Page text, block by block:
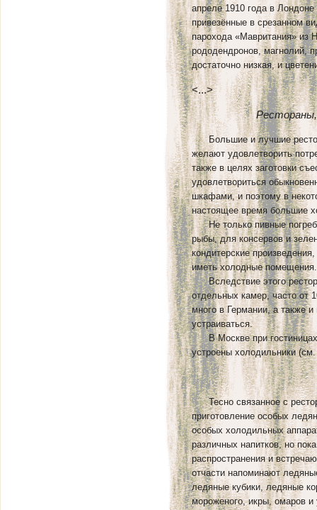
апреле 1910 года в
привезённые в срезанном
парохода «Мавритания» из
рододендронов, магнолий,
достаточно низкая, и
<...>
Большие и лучшие
желают удовлетворить
также в целях заготовки
удовлетвориться
шкафами, и поэтому в
настоящее время большие
Не только пивные
рыбы, для консервов и
кондитерские
иметь холодные помещения.
Вследствие этого
отдельных камер, часто от
много в Германии, а также
устраиваться.
В Москве при гостиницах
устроены холодильники
Тесно связанное с
приготовление особых
особых холодильных
различных напитков, но
распространения и
отчасти напоминают
ледяные кубики, ледяные
мороженого, икры, омаров и